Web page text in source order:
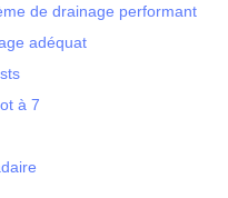
de drainage performant
adéquat
à 7